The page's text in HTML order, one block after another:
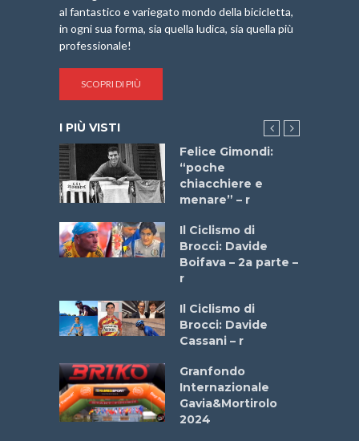
al fantastico e variegato mondo della bicicletta,
in ogni sua forma, sia quella ludica, sia quella più
professionale!
SCOPRI DI PIÙ
I PIÙ VISTI
Felice Gimondi:
“poche
chiacchiere e
menare” – r
Il Ciclismo di
Brocci: Davide
Boifava – 2a parte –
r
Il Ciclismo di
Brocci: Davide
Cassani – r
Granfondo
Internazionale
Gavia&Mortirolo
2024